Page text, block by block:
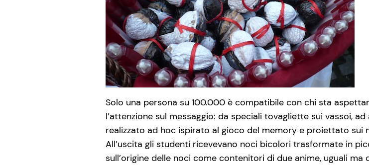
Solo una persona su 100.000 è compatibile con chi sta
l’attenzione sul messaggio: da speciali tovagliette sui vassoi,
realizzato ad hoc ispirato al gioco del memory e proiettato sui
All’uscita gli studenti ricevevano noci bicolori trasformate in
sull’origine delle noci come contenitori di due anime, uguali ma